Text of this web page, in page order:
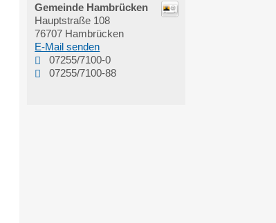
Gemeinde Hambrücken
Hauptstraße 108
76707 Hambrücken
E-Mail senden
07255/7100-0
07255/7100-88